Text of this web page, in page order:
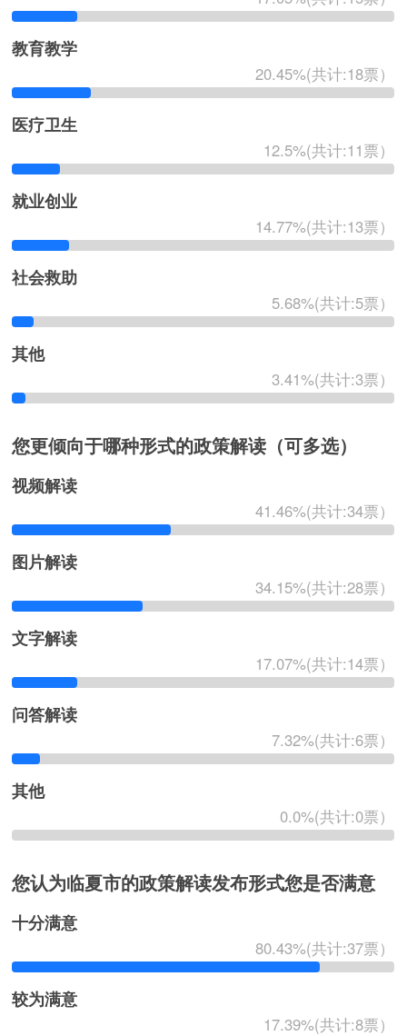
教育教学
20.45%(共计:18票）
医疗卫生
12.5%(共计:11票）
就业创业
14.77%(共计:13票）
社会救助
5.68%(共计:5票）
其他
3.41%(共计:3票）
您更倾向于哪种形式的政策解读（可多选）
视频解读
41.46%(共计:34票）
图片解读
34.15%(共计:28票）
文字解读
17.07%(共计:14票）
问答解读
7.32%(共计:6票）
其他
0.0%(共计:0票）
您认为临夏市的政策解读发布形式您是否满意
十分满意
80.43%(共计:37票）
较为满意
17.39%(共计:8票）